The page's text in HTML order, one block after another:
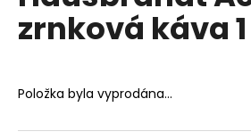
z
zrnková káva
Položka byla vyprodána…
u
j
e